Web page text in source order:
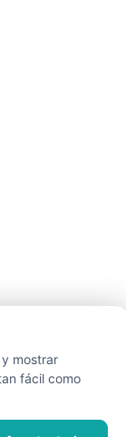
mostrar
fácil como